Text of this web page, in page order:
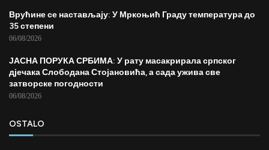
Врућине се настављају: У Мркоњић Граду температура до
35 степени
06/08/2026
ЈАСНА ПОРУКА СРБИМА: У рату масакрирала српског
дјечака Слободана Стојановића, а сада ужива све
затворске погодности
06/08/2026
OSTALO